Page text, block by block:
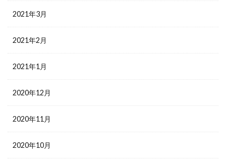
2021年3月
2021年2月
2021年1月
2020年12月
2020年11月
2020年10月